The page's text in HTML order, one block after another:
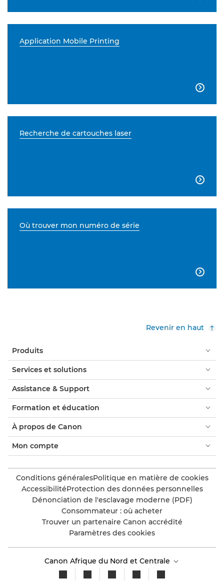
Application Mobile Printing

Recherche de cartouches laser

Où trouver mon numéro de série

Revenir en haut
Produits
Services et solutions
Assistance & Support
Formation et éducation
À propos de Canon
Mon compte
Conditions généralesPolitique en matière de cookies
AccessibilitéProtection des données personnelles
Dénonciation de l'esclavage moderne (PDF)
Consommateur : où acheter
Trouver un partenaire Canon accrédité
Paramètres des cookies
Canon Afrique du Nord et Centrale